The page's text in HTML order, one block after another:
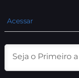
Acessar